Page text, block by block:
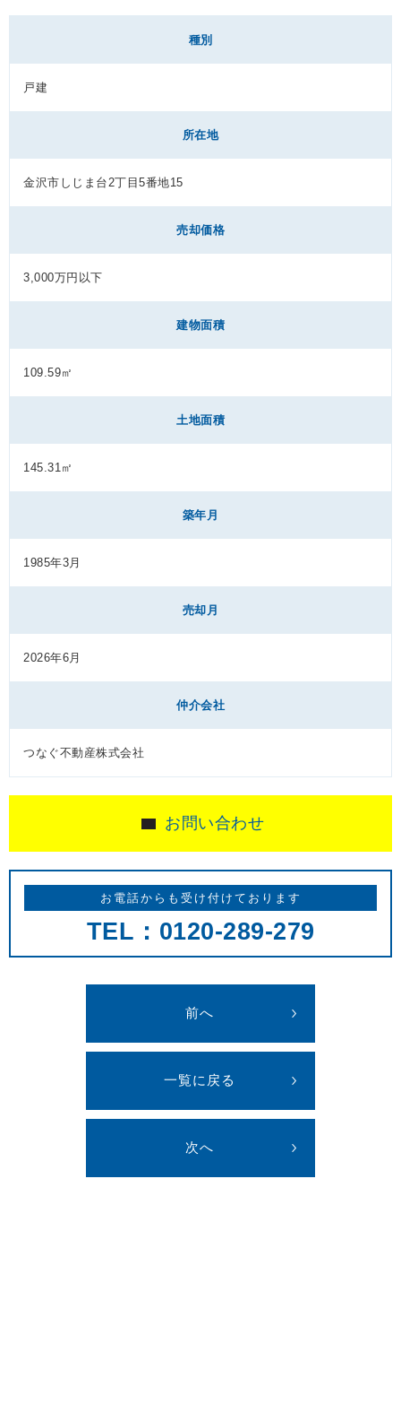
種別
戸建
所在地
金沢市しじま台2丁目5番地15
売却価格
3,000万円以下
建物面積
109.59㎡
土地面積
145.31㎡
築年月
1985年3月
売却月
2026年6月
仲介会社
つなぐ不動産株式会社
お問い合わせ
お電話からも受け付けております
TEL：0120-289-279
前へ
一覧に戻る
次へ